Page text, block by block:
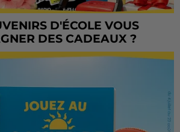
D'ÉCOLE VOUS
DES CADEAUX ?